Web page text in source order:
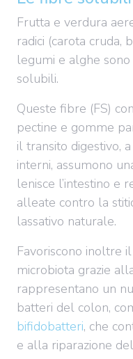
Frutta e verdura
radici (carota cruda,
legumi e alghe
solubili.
Queste fibre (FS)
pectine e gomme
il transito digestivo,
interni, assumono
lenisce l’intestino e
alleate contro la
lassativo naturale.
Favoriscono inoltre
microbiota grazie
rappresentano un
batteri del colon,
bifidobatteri, che
e alla riparazione